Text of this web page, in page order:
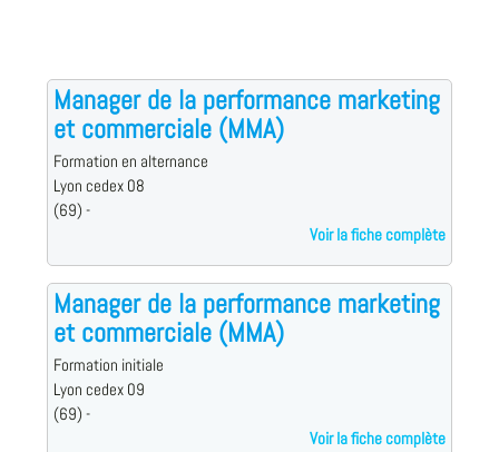
Manager de la performance marketing
et commerciale (MMA)
Formation en alternance
Lyon cedex 08
(69) -
Voir la fiche complète
Manager de la performance marketing
et commerciale (MMA)
Formation initiale
Lyon cedex 09
(69) -
Voir la fiche complète